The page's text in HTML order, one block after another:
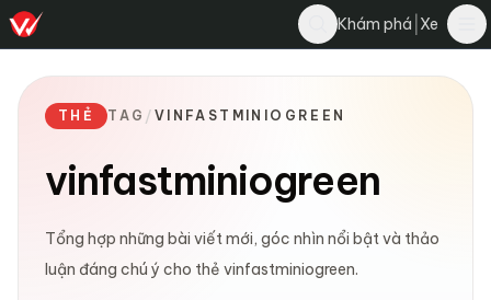
Khám phá Xe
THẺ TAG / VINFASTMINIOGREEN
vinfastminiogreen
Tổng hợp những bài viết mới, góc nhìn nổi bật và thảo
luận đáng chú ý cho thẻ vinfastminiogreen.